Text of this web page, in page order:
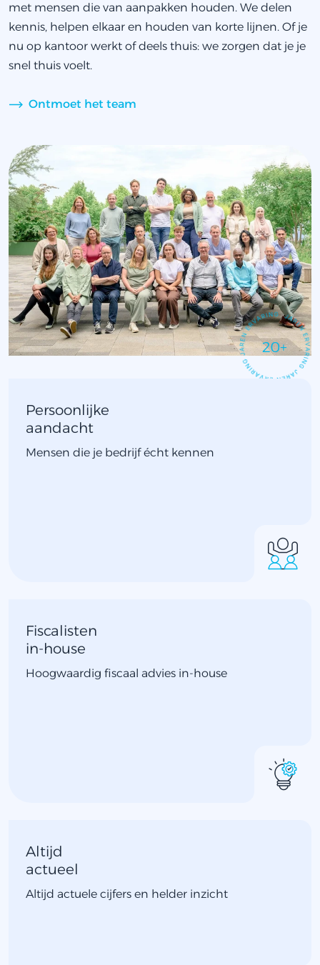
met mensen die van aanpakken houden. We delen
kennis, helpen elkaar en houden van korte lijnen. Of je
nu op kantoor werkt of deels thuis: we zorgen dat je je
snel thuis voelt.
Ontmoet het team
20+
Persoonlijke
aandacht
Mensen die je bedrijf écht kennen
Fiscalisten
in-house
Hoogwaardig fiscaal advies in-house
Altijd
actueel
Altijd actuele cijfers en helder inzicht